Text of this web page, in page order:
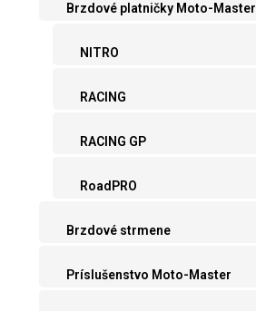
Brzdové platničky Moto-Master
NITRO
RACING
RACING GP
RoadPRO
Brzdové strmene
Príslušenstvo Moto-Master